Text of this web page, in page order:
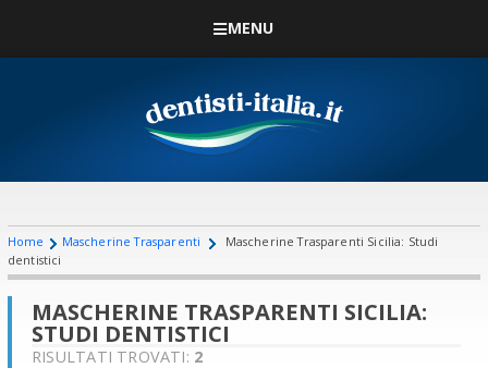
MENU
Home Mascherine Trasparenti
Mascherine Trasparenti Sicilia: Studi
dentistici
MASCHERINE TRASPARENTI SICILIA:
STUDI DENTISTICI
RISULTATI TROVATI: 2